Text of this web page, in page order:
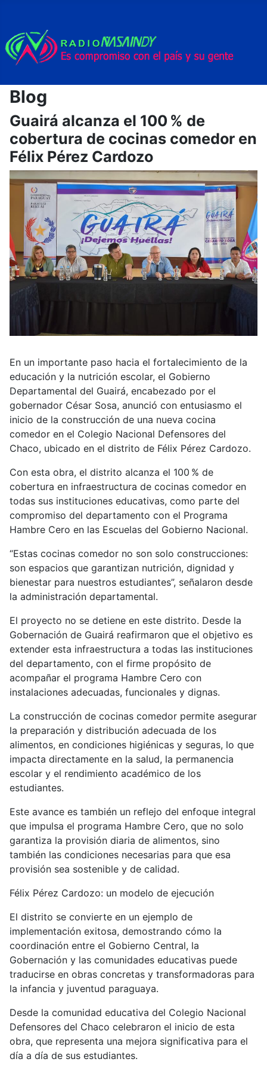
Blog
Guairá alcanza el 100 % de
cobertura de cocinas comedor en
Félix Pérez Cardozo
En un importante paso hacia el fortalecimiento de la
educación y la nutrición escolar, el Gobierno
Departamental del Guairá, encabezado por el
gobernador César Sosa, anunció con entusiasmo el
inicio de la construcción de una nueva cocina
comedor en el Colegio Nacional Defensores del
Chaco, ubicado en el distrito de Félix Pérez Cardozo.
Con esta obra, el distrito alcanza el 100 % de
cobertura en infraestructura de cocinas comedor en
todas sus instituciones educativas, como parte del
compromiso del departamento con el Programa
Hambre Cero en las Escuelas del Gobierno Nacional.
“Estas cocinas comedor no son solo construcciones:
son espacios que garantizan nutrición, dignidad y
bienestar para nuestros estudiantes”, señalaron desde
la administración departamental.
El proyecto no se detiene en este distrito. Desde la
Gobernación de Guairá reafirmaron que el objetivo es
extender esta infraestructura a todas las instituciones
del departamento, con el firme propósito de
acompañar el programa Hambre Cero con
instalaciones adecuadas, funcionales y dignas.
La construcción de cocinas comedor permite asegurar
la preparación y distribución adecuada de los
alimentos, en condiciones higiénicas y seguras, lo que
impacta directamente en la salud, la permanencia
escolar y el rendimiento académico de los
estudiantes.
Este avance es también un reflejo del enfoque integral
que impulsa el programa Hambre Cero, que no solo
garantiza la provisión diaria de alimentos, sino
también las condiciones necesarias para que esa
provisión sea sostenible y de calidad.
Félix Pérez Cardozo: un modelo de ejecución
El distrito se convierte en un ejemplo de
implementación exitosa, demostrando cómo la
coordinación entre el Gobierno Central, la
Gobernación y las comunidades educativas puede
traducirse en obras concretas y transformadoras para
la infancia y juventud paraguaya.
Desde la comunidad educativa del Colegio Nacional
Defensores del Chaco celebraron el inicio de esta
obra, que representa una mejora significativa para el
día a día de sus estudiantes.